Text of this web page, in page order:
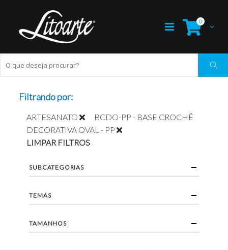
0
Filtrando por:
ARTESANATO
BCDO-PP - BASE CROCHÊ
DECORATIVA OVAL - PP
LIMPAR FILTROS
SUBCATEGORIAS
TEMAS
TAMANHOS